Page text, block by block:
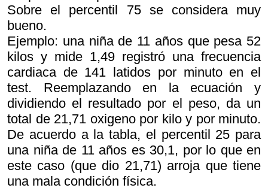
Sobre el percentil 75 se considera muy
bueno.
Ejemplo: una niña de 11 años que pesa 52
kilos y mide 1,49 registró una frecuencia
cardiaca de 141 latidos por minuto en el
test. Reemplazando en la ecuación y
dividiendo el resultado por el peso, da un
total de 21,71 oxigeno por kilo y por minuto.
De acuerdo a la tabla, el percentil 25 para
una niña de 11 años es 30,1, por lo que en
este caso (que dio 21,71) arroja que tiene
una mala condición física.